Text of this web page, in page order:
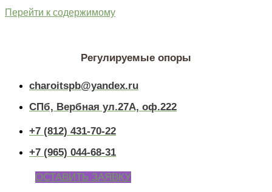
Перейти к содержимому
Регулируемые опоры
charoitspb@yandex.ru
СПб, Вербная ул.27А, оф.222
+7 (812) 431-70-22
+7 (965) 044-68-31
ОСТАВИТЬ ЗАЯВКУ